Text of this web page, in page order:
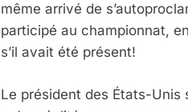
même arrivé de
participé au championnat,
s’il avait été présent!
Le président des États-